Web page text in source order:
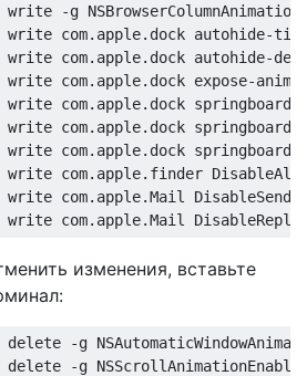
-g
write com.apple.dock autohide-
write com.apple.dock autohide-
com.apple.dock expose-
com.apple.dock
write com.apple.dock
com.apple.dock
write com.apple.finder
com.apple.Mail
изменения, вставьте
-g
-g